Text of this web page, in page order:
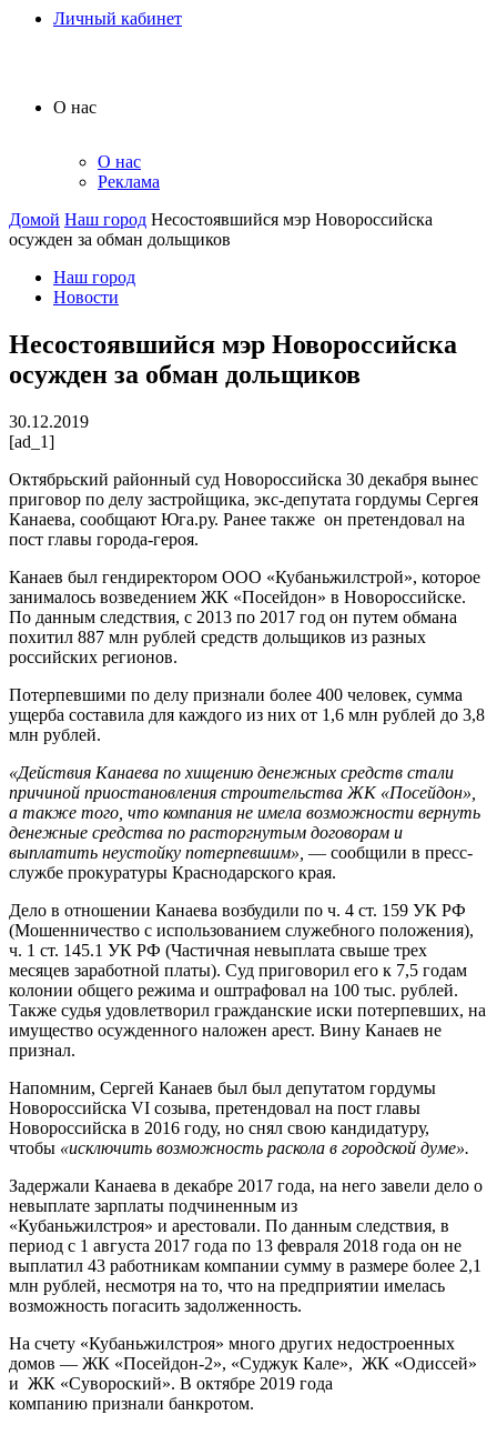
Личный кабинет
О нас
О нас
Реклама
Домой Наш город Несостоявшийся мэр Новороссийска
осужден за обман дольщиков
Наш город
Новости
Несостоявшийся мэр Новороссийска
осужден за обман дольщиков
30.12.2019
[ad_1]
Октябрьский районный суд Новороссийска 30 декабря вынес
приговор по делу застройщика, экс-депутата гордумы Сергея
Канаева, сообщают Юга.ру. Ранее также он претендовал на
пост главы города-героя.
Канаев был гендиректором ООО «Кубаньжилстрой», которое
занималось возведением ЖК «Посейдон» в Новороссийске.
По данным следствия, с 2013 по 2017 год он путем обмана
похитил 887 млн рублей средств дольщиков из разных
российских регионов.
Потерпевшими по делу признали более 400 человек, сумма
ущерба составила для каждого из них от 1,6 млн рублей до 3,8
млн рублей.
«Действия Канаева по хищению денежных средств стали
причиной приостановления строительства ЖК «Посейдон»,
а также того, что компания не имела возможности вернуть
денежные средства по расторгнутым договорам и
выплатить неустойку потерпевшим», — сообщили в пресс-
службе прокуратуры Краснодарского края.
Дело в отношении Канаева возбудили по ч. 4 ст. 159 УК РФ
(Мошенничество с использованием служебного положения),
ч. 1 ст. 145.1 УК РФ (Частичная невыплата свыше трех
месяцев заработной платы). Суд приговорил его к 7,5 годам
колонии общего режима и оштрафовал на 100 тыс. рублей.
Также судья удовлетворил гражданские иски потерпевших, на
имущество осужденного наложен арест. Вину Канаев не
признал.
Напомним, Сергей Канаев был был депутатом гордумы
Новороссийска VI созыва, претендовал на пост главы
Новороссийска в 2016 году, но снял свою кандидатуру,
чтобы «исключить возможность раскола в городской думе».
Задержали Канаева в декабре 2017 года, на него завели дело о
невыплате зарплаты подчиненным из
«Кубаньжилстроя» и арестовали. По данным следствия, в
период с 1 августа 2017 года по 13 февраля 2018 года он не
выплатил 43 работникам компании сумму в размере более 2,1
млн рублей, несмотря на то, что на предприятии имелась
возможность погасить задолженность.
На счету «Кубаньжилстроя» много других недостроенных
домов — ЖК «Посейдон-2», «Суджук Кале», ЖК «Одиссей»
и ЖК «Сувороский». В октябре 2019 года
компанию признали банкротом.